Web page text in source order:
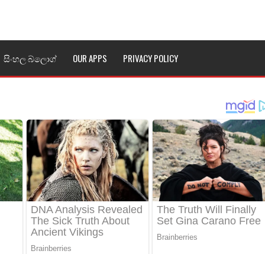
පද පෙළ
ගීතයේ පද පෙළ
පද පෙළ
පද පෙළ
සිංහල බ්ලොග් OUR APPS PRIVACY POLICY